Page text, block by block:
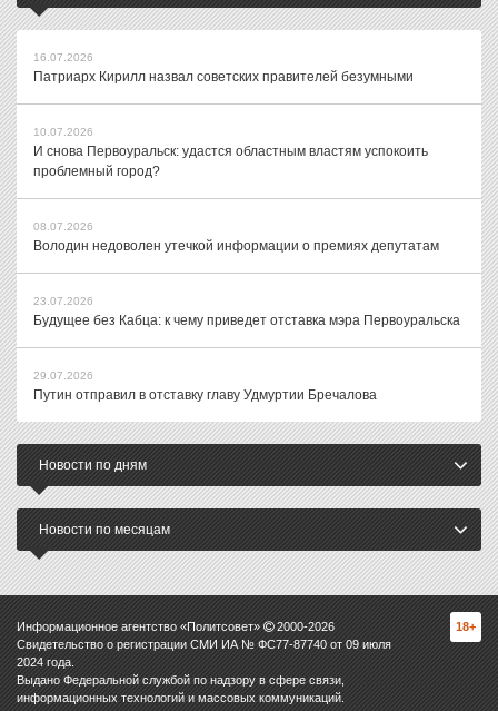
16.07.2026
Патриарх Кирилл назвал советских правителей безумными
10.07.2026
И снова Первоуральск: удастся областным властям успокоить
проблемный город?
08.07.2026
Володин недоволен утечкой информации о премиях депутатам
23.07.2026
Будущее без Кабца: к чему приведет отставка мэра Первоуральска
29.07.2026
Путин отправил в отставку главу Удмуртии Бречалова
Новости по дням
Новости по месяцам
Информационное агентство «Политсовет» 2000-2026
Свидетельство о регистрации СМИ ИА № ФС77-87740 от 09 июля
2024 года.
Выдано Федеральной службой по надзору в сфере связи,
информационных технологий и массовых коммуникаций.
18+